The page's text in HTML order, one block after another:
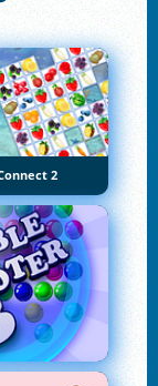
2